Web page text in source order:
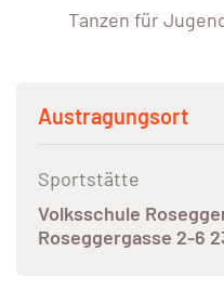
Tanzen für
Austragungsort
Sportstätte
Volksschule
Roseggergasse 2-6